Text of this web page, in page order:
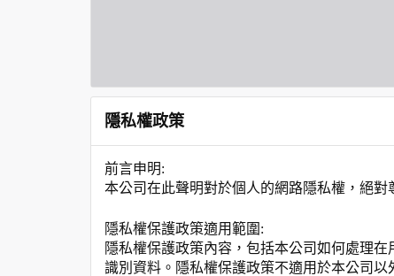
隱私權政策
前言申明:
本公司在此聲明對於個人的網路隱私權，絕
隱私權保護政策適用範圍:
隱私權保護政策內容，包括本公司如何處理
識別資料。隱私權保護政策不適用於本公司